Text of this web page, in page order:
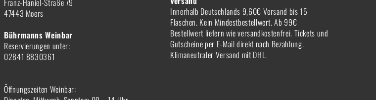
Franz-Haniel-Straße 79
47443 Moers
Bührmanns Weinbar
Reservierungen unter:
02841 8830361
Öffnungszeiten Weinbar:
Innerhalb Deutschlands 9,60€ Versand bis 15
Flaschen. Kein Mindestbestellwert. Ab 99€
Bestellwert liefern wie versandkostenfrei. Tickets und
Gutscheine per E-Mail direkt nach Bezahlung.
Klimaneutraler Versand mit DHL.